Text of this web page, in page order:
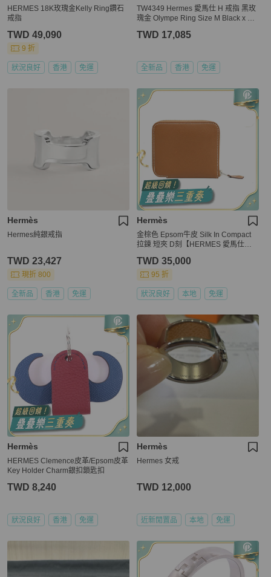
HERMES 18K玫瑰金Kelly Ring鑽石
戒指
TWD 49,090
9 折
狀況良好 香港 免運
TW4349 Hermes 愛馬仕 H 戒指 黑玫
瑰金 Olympe Ring Size M Black x RG
TWD 17,085
全新品 香港 免運
Hermès
Hermes純銀戒指
TWD 23,427
現折 800
全新品 香港 免運
Hermès
金棕色 Epsom牛皮 Silk In Compact
拉鍊 短夾 D刻【HERMES 愛馬仕】
TWD 35,000
95 折
狀況良好 本地 免運
Hermès
HERMES Clemence皮革/Epsom皮革
Key Holder Charm銀扣鎖匙扣
TWD 8,240
狀況良好 香港 免運
Hermès
Hermes 女戒
TWD 12,000
近新閒置品 本地 免運